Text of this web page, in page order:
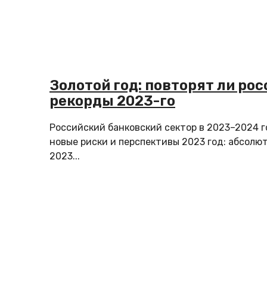
Золотой год: повторят ли
рекорды 2023-го
Российский банковский сектор в 2023–2024
новые риски и перспективы 2023 год:
2023...